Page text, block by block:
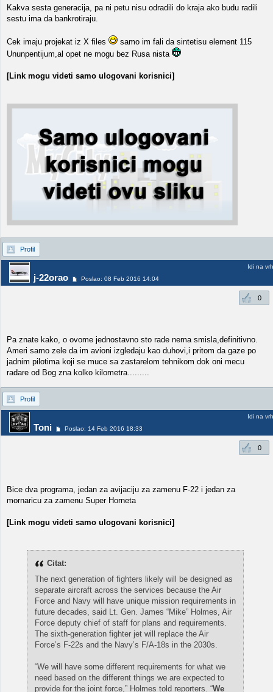
Kakva sesta generacija, pa ni petu nisu odradili do kraja ako budu radili
sestu ima da bankrotiraju.
Cek imaju projekat iz X files
samo im fali da sintetisu element 115
Ununpentijum,al opet ne mogu bez Rusa nista
[Link mogu videti samo ulogovani korisnici]
Profil
j-22orao Poslao: 08 Feb 2016 14:04
Idi na vrh
0
Pa znate kako, o ovome jednostavno sto rade nema smisla,definitivno.
Ameri samo zele da im avioni izgledaju kao duhovi,i pritom da gaze po
jadnim pilotima koji se muce sa zastarelom tehnikom dok oni mecu
radare od Bog zna kolko kilometra.........
Profil
Toni Poslao: 14 Feb 2016 18:33
Idi na vrh
0
Bice dva programa, jedan za avijaciju za zamenu F-22 i jedan za
mornaricu za zamenu Super Horneta
[Link mogu videti samo ulogovani korisnici]
Citat:
The next generation of fighters likely will be designed as
separate aircraft across the services because the Air
Force and Navy will have unique mission requirements in
future decades, said Lt. Gen. James “Mike” Holmes, Air
Force deputy chief of staff for plans and requirements.
The sixth-generation fighter jet will replace the Air
Force’s F-22s and the Navy’s F/A-18s in the 2030s.
“We will have some different requirements for what we
need based on the different things we are expected to
provide for the joint force,” Holmes told reporters. “We